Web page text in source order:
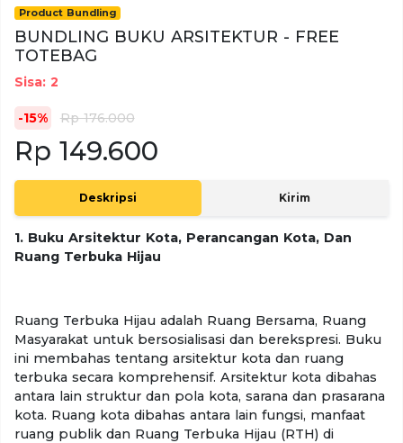
Product Bundling
BUNDLING BUKU ARSITEKTUR - FREE
TOTEBAG
Sisa: 2
-15% Rp 176.000
Rp 149.600
Deskripsi Kirim
1. Buku Arsitektur Kota, Perancangan Kota, Dan
Ruang Terbuka Hijau
Ruang Terbuka Hijau adalah Ruang Bersama, Ruang
Masyarakat untuk bersosialisasi dan berekspresi. Buku
ini membahas tentang arsitektur kota dan ruang
terbuka secara komprehensif. Arsitektur kota dibahas
antara lain struktur dan pola kota, sarana dan prasarana
kota. Ruang kota dibahas antara lain fungsi, manfaat
ruang publik dan Ruang Terbuka Hijau (RTH) di